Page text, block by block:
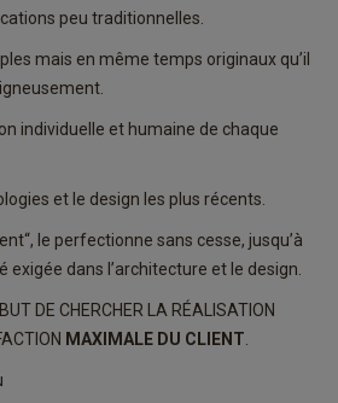
peu traditionnelles.
mais en même temps originaux qu’il
individuelle et humaine de chaque
et le design les plus récents.
le perfectionne sans cesse, jusqu’à
exigée dans l’architecture et le design.
DE CHERCHER LA RÉALISATION
MAXIMALE DU CLIENT